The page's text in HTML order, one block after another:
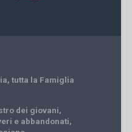
, tutta la Famiglia
dei giovani,
e abbandonati,